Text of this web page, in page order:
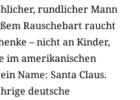
rundlicher Mann
Rauschebart raucht
– nicht an Kinder,
im amerikanischen
Name: Santa Claus.
deutsche